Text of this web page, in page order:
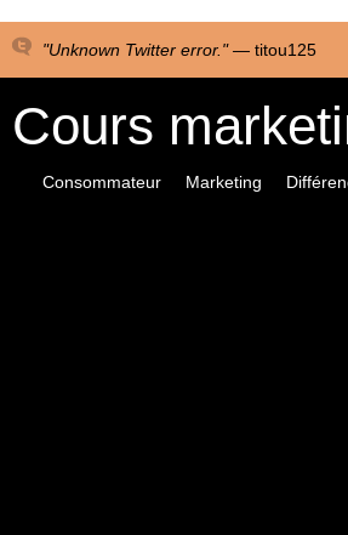
"Unknown Twitter error." — titou125
Cours
Consommateur Marketing